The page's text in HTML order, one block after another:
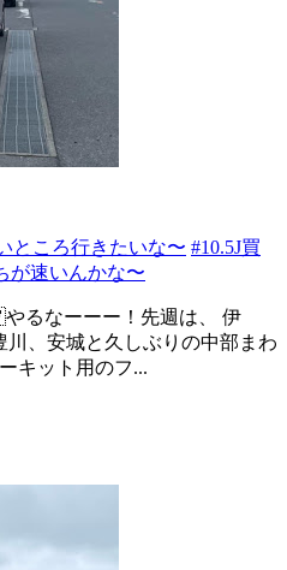
ところ行きたいな〜 #10.5J買
が速いんかな〜
るなーーー！先週は、 伊
、安城と久しぶりの中部まわ
キット用のフ...